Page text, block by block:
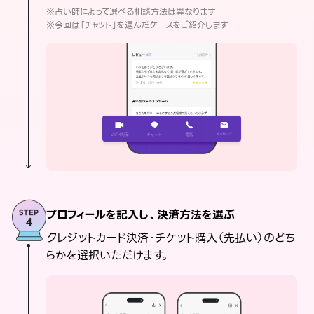
※占い師によって選べる相談方法は異なります
※今回は「チャット」を選んだケースをご紹介します
プロフィールを記入し、決済方法を選ぶ
クレジットカード決済・チケット購入（先払い）のどち
らかを選択いただけます。